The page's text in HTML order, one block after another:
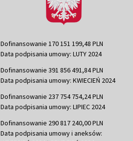
Dofinansowanie 170 151 199,48 PLN
Data podpisania umowy: LUTY 2024
Dofinansowanie 391 856 491,84 PLN
Data podpisania umowy: KWIECIEŃ 2024
Dofinansowanie 237 754 754,24 PLN
Data podpisania umowy: LIPIEC 2024
Dofinansowanie 290 817 240,00 PLN
Data podpisania umowy i aneksów: